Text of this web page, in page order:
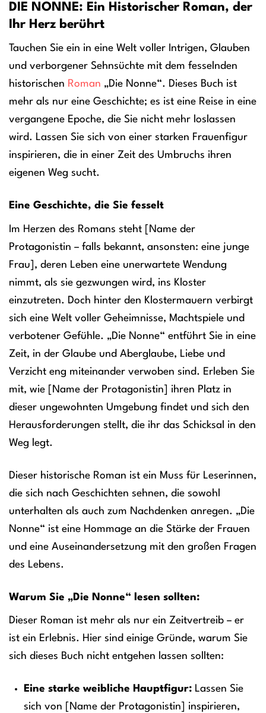
DIE NONNE: Ein Historischer Roman, der
Ihr Herz berührt
Tauchen Sie ein in eine Welt voller Intrigen, Glauben
und verborgener Sehnsüchte mit dem fesselnden
historischen Roman „Die Nonne“. Dieses Buch ist
mehr als nur eine Geschichte; es ist eine Reise in eine
vergangene Epoche, die Sie nicht mehr loslassen
wird. Lassen Sie sich von einer starken Frauenfigur
inspirieren, die in einer Zeit des Umbruchs ihren
eigenen Weg sucht.
Eine Geschichte, die Sie fesselt
Im Herzen des Romans steht [Name der
Protagonistin – falls bekannt, ansonsten: eine junge
Frau], deren Leben eine unerwartete Wendung
nimmt, als sie gezwungen wird, ins Kloster
einzutreten. Doch hinter den Klostermauern verbirgt
sich eine Welt voller Geheimnisse, Machtspiele und
verbotener Gefühle. „Die Nonne“ entführt Sie in eine
Zeit, in der Glaube und Aberglaube, Liebe und
Verzicht eng miteinander verwoben sind. Erleben Sie
mit, wie [Name der Protagonistin] ihren Platz in
dieser ungewohnten Umgebung findet und sich den
Herausforderungen stellt, die ihr das Schicksal in den
Weg legt.
Dieser historische Roman ist ein Muss für Leserinnen,
die sich nach Geschichten sehnen, die sowohl
unterhalten als auch zum Nachdenken anregen. „Die
Nonne“ ist eine Hommage an die Stärke der Frauen
und eine Auseinandersetzung mit den großen Fragen
des Lebens.
Warum Sie „Die Nonne“ lesen sollten:
Dieser Roman ist mehr als nur ein Zeitvertreib – er
ist ein Erlebnis. Hier sind einige Gründe, warum Sie
sich dieses Buch nicht entgehen lassen sollten:
Eine starke weibliche Hauptfigur:Lassen Sie
sich von [Name der Protagonistin] inspirieren,